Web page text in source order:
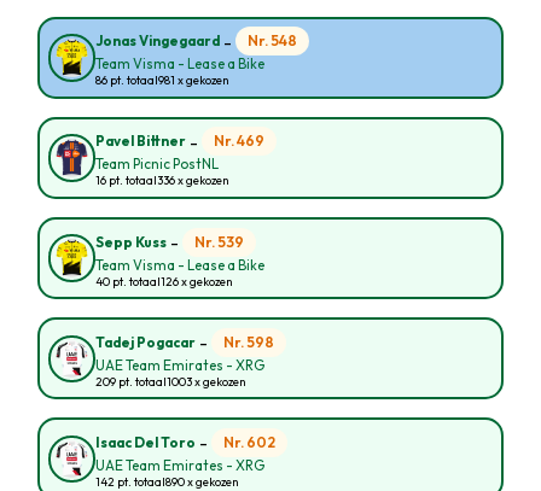
Jonas Vingegaard - Nr. 548
Team Visma - Lease a Bike
86 pt. totaal981 x gekozen
Pavel Bittner - Nr. 469
Team Picnic PostNL
16 pt. totaal336 x gekozen
Sepp Kuss - Nr. 539
Team Visma - Lease a Bike
40 pt. totaal126 x gekozen
Tadej Pogacar - Nr. 598
UAE Team Emirates - XRG
209 pt. totaal1003 x gekozen
Isaac Del Toro - Nr. 602
UAE Team Emirates - XRG
142 pt. totaal890 x gekozen